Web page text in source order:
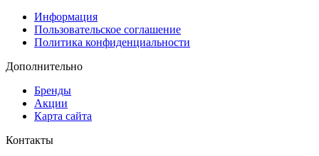
Информация
Пользовательское соглашение
Политика конфиденциальности
Дополнительно
Бренды
Акции
Карта сайта
Контакты